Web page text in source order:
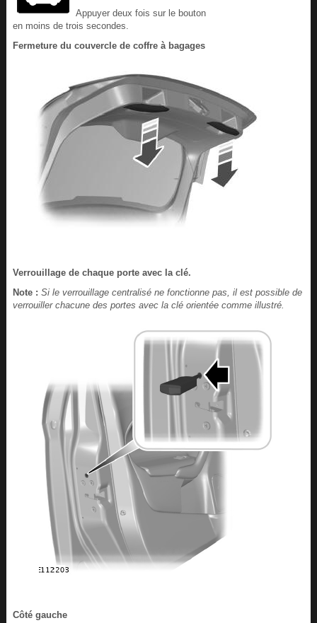
Appuyer deux fois sur le bouton
en moins de trois secondes.
Fermeture du couvercle de coffre à bagages
Verrouillage de chaque porte avec la clé.
Note : Si le verrouillage centralisé ne fonctionne pas, il est possible de
verrouiller chacune des portes avec la clé orientée comme illustré.
Côté gauche